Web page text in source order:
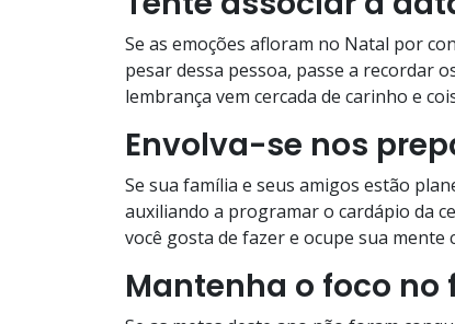
Se as emoções afloram no Natal por
pesar dessa pessoa, passe a recordar
lembrança vem cercada de carinho e
Envolva-se nos
Se sua família e seus amigos estão
auxiliando a programar o cardápio da
você gosta de fazer e ocupe sua mente
Mantenha o foco no